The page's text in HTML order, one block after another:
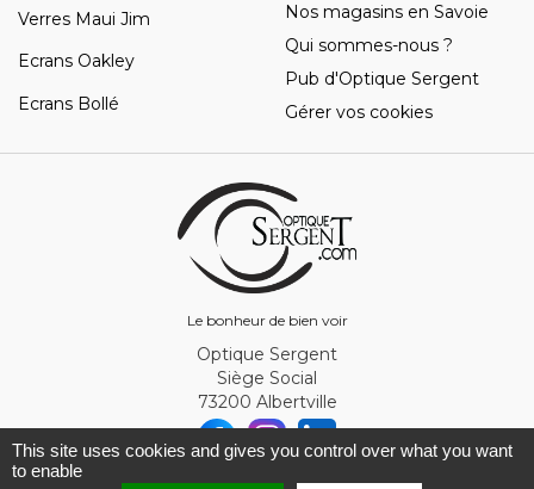
Le bonheur de bien voir
Verres Maui Jim
Ecrans Oakley
Ecrans Bollé
Nos magasins en Savoie
Qui sommes-nous ?
Pub d'Optique Sergent
Gérer vos cookies
Optique Sergent
Siège Social
73200 Albertville
This site uses cookies and gives you control over what you want
to enable